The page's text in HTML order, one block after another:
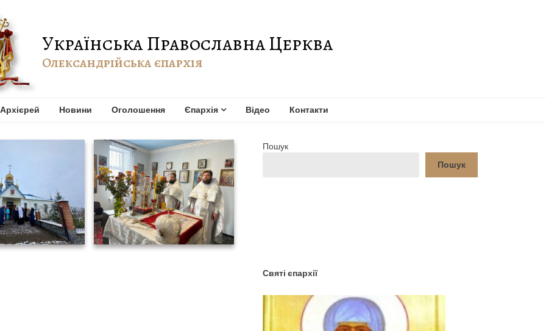
Українська Православна Церква
Олександрійська єпархія
Архієрей Новини Оголошення Єпархія Відео Контакти
Пошук
Пошук
Святі єпархії